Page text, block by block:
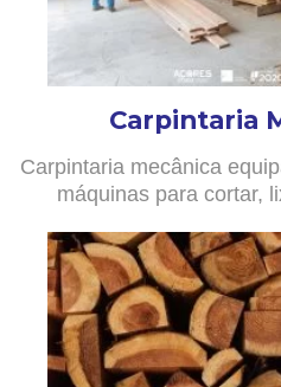
Carpintaria
Carpintaria mecânica
máquinas para cortar,